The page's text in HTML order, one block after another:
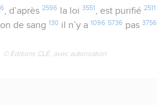
, d’après 2596 la loi 3551 , est purifié 2511
de sang 130 il n’y a 1096 5736 pas3756
© Éditions CLÉ, avec autorisation